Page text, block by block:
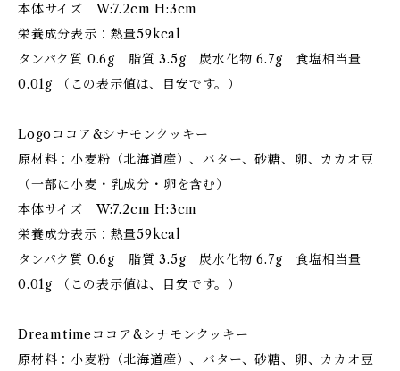
本体サイズ W:7.2cm H:3cm
栄養成分表示：熱量59kcal
タンパク質 0.6g 脂質 3.5g 炭水化物 6.7g 食塩相当量
0.01g （この表示値は、目安です。）
Logoココア&シナモンクッキー
原材料：小麦粉（北海道産）、バター、砂糖、卵、カカオ豆
（一部に小麦・乳成分・卵を含む）
本体サイズ W:7.2cm H:3cm
栄養成分表示：熱量59kcal
タンパク質 0.6g 脂質 3.5g 炭水化物 6.7g 食塩相当量
0.01g （この表示値は、目安です。）
Dreamtimeココア&シナモンクッキー
原材料：小麦粉（北海道産）、バター、砂糖、卵、カカオ豆